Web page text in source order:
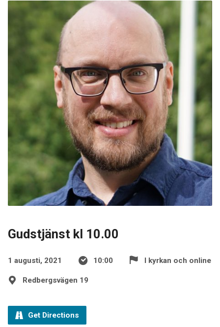
Gudstjänst kl 10.00
1 augusti, 2021 10:00 I kyrkan och online
Redbergsvägen 19
Get Directions